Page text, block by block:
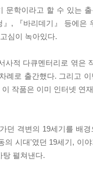
학이라고 할 수 있는
, 『바리데기』 등에은
심이 녹아있다.
적 다큐멘터리로 엮은
로 출간했다. 그리고
작품은 이미 인터넷 연
격변의 19세기를 배경
시대'였던 19세기, 이
탕 펼쳐낸다.